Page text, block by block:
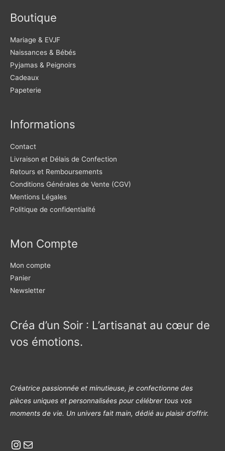
page
du
Boutique
Mariage & EVJF
Naissances & Bébés
Pyjamas & Peignoirs
Cadeaux
Papeterie
Informations
Contact
Livraison et Délais de Confection
Retours et Remboursements
Conditions Générales de Vente (CGV)
Mentions Légales
Politique de confidentialité
Mon Compte
Mon compte
Panier
Newsletter
Créa d’un Soir : L’artisanat au cœur de
vos émotions.
Créatrice passionnée et minutieuse, je confectionne des
pièces uniques et personnalisées pour célébrer tous vos
moments de vie. Un univers fait main, dédié au plaisir d’offrir.
Instagram
E-mail